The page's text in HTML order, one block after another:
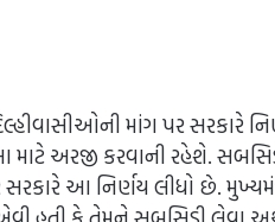
માંગ પર સરકારે
અરજી કરવાની રહેશે.
સરકારે આ નિર્ણય લીધો છે.